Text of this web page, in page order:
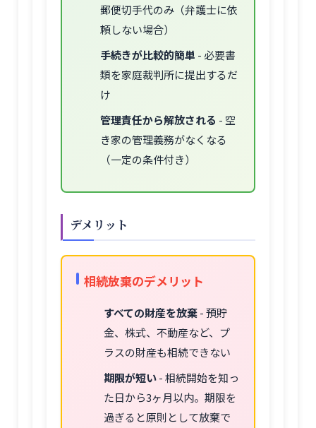
郵便切手代のみ（弁護士に依
頼しない場合）
手続きが比較的簡単 - 必要書
類を家庭裁判所に提出するだ
け
管理責任から解放される - 空
き家の管理義務がなくなる
（一定の条件付き）
デメリット
相続放棄のデメリット
すべての財産を放棄- 預貯
金、株式、不動産など、プ
ラスの財産も相続できない
期限が短い- 相続開始を知っ
た日から3ヶ月以内。期限を
過ぎると原則として放棄で